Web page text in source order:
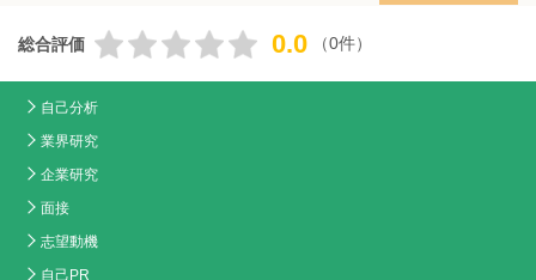
総合評価 0.0 （0件）
自己分析
業界研究
企業研究
面接
志望動機
自己PR